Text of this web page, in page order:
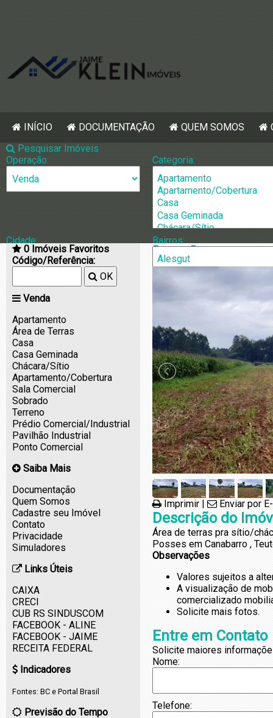
INÍCIO DOCUMENTAÇÃO QUEM SOMOS
Pesquisar Imóveis
Operação:
Categoria:
Cidade: Bairros:
0 Imóveis Favoritos
Código/Referência:
OK
Venda
Apartamento
Área de Terras
Casa
Casa Geminada
Chácara/Sítio
Apartamento/Cobertura
Sala Comercial
Sobrado
Terreno
Prédio Comercial/Industrial
Pavilhão Industrial
Ponto Comercial
Saiba Mais
Documentação
Quem Somos
Cadastre seu Imóvel
Contato
Privacidade
Simuladores
Links Úteis
CAIXA
CRECI
CUB RS SINDUSCOM
FACEBOOK - ALINE
FACEBOOK - JAIME
RECEITA FEDERAL
Indicadores
Fontes: BC e Portal Brasil
Previsão do Tempo
[870]
Imprimir | Enviar por
Descrição do
Área de terras pra sítio/
Posses em Canabarro ,
Observações
Valores sujeitos a
A visualização de
comercializado
Solicite mais fotos.
Entre em Contato
Solicite maiores
Nome:
Telefone: